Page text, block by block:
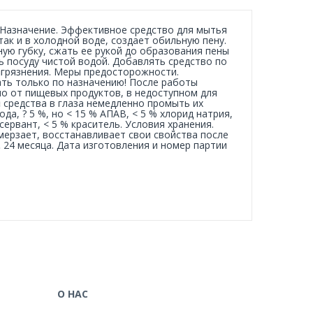
Эффективное средство для мытья
и в холодной воде, создает обильную пену.
губку, сжать ее рукой до образования пены
чистой водой. Добавлять средство по
Меры предосторожности.
только по назначению! После работы
от пищевых продуктов, в недоступном для
в глаза немедленно промыть их
? 5 %, но < 15 % АПАВ, < 5 % хлорид натрия,
< 5 % краситель. Условия хранения.
восстанавливает свои свойства после
месяца. Дата изготовления и номер партии
О НАС